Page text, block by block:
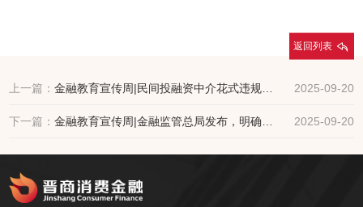
上一篇： 2025-09-20
下一篇： 2025-09-20
返回列表